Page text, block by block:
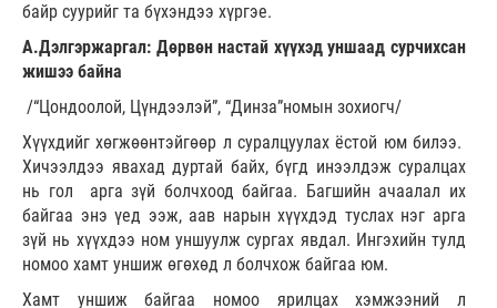
байр суурийг та бүхэндээ хүргэе.
А.Дэлгэржаргал: Дөрвөн настай хүүхэд уншаад сурчихсан
жишээ байна
/“Цондоолой, Цүндээлэй”, “Динза”номын зохиогч/
Хүүхдийг хөгжөөнтэйгөөр л суралцуулах ёстой юм билээ.
Хичээлдээ явахад дуртай байх, бүгд инээлдэж суралцах
нь гол арга зүй болчхоод байгаа. Багшийн ачаалал их
байгаа энэ үед ээж, аав нарын хүүхдэд туслах нэг арга
зүй нь хүүхдээ ном уншуулж сургах явдал. Ингэхийн тулд
номоо хамт уншиж өгөхөд л болчхож байгаа юм.
Хамт уншиж байгаа номоо ярилцах хэмжээний л